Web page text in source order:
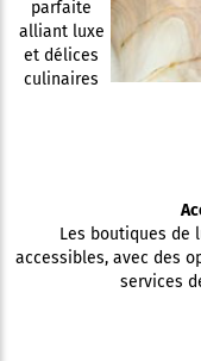
parfaite
alliant luxe
et délices
culinaires
Les boutiques de
accessibles, avec des
services